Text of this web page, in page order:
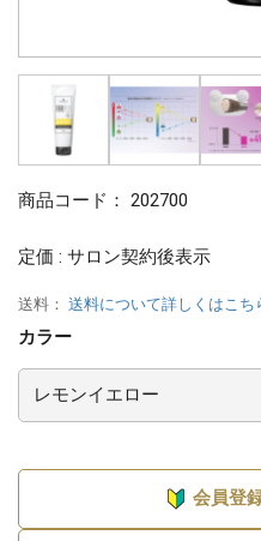
商品コード： 202700
定価 : サロン契約後表示
送料： 送料について詳しくはこち
カラー
会員登